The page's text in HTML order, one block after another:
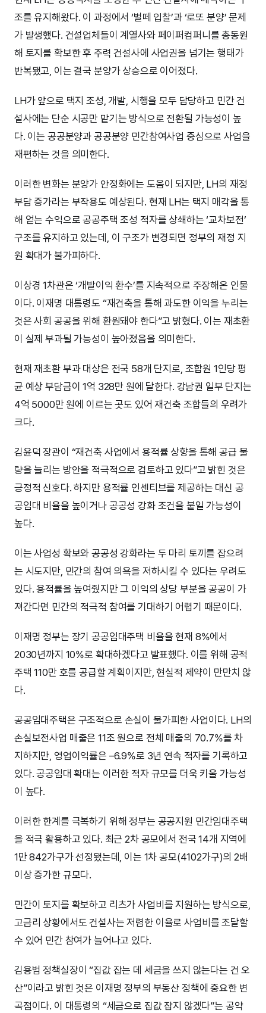
조를 유지해왔다. 이 과정에서 ‘벌떼 입찰’과 ‘로또 분양’ 문제
가 발생했다. 건설업체들이 계열사와 페이퍼컴퍼니를 총동원
해 토지를 확보한 후 주력 건설사에 사업권을 넘기는 행태가
반복됐고, 이는 결국 분양가 상승으로 이어졌다.
LH가 앞으로 택지 조성, 개발, 시행을 모두 담당하고 민간 건
설사에는 단순 시공만 맡기는 방식으로 전환될 가능성이 높
다. 이는 공공분양과 공공분양 민간참여사업 중심으로 사업을
재편하는 것을 의미한다.
이러한 변화는 분양가 안정화에는 도움이 되지만, LH의 재정
부담 증가라는 부작용도 예상된다. 현재 LH는 택지 매각을 통
해 얻는 수익으로 공공주택 조성 적자를 상쇄하는 ‘교차보전’
구조를 유지하고 있는데, 이 구조가 변경되면 정부의 재정 지
원 확대가 불가피하다.
이상경 1차관은 ‘개발이익 환수’를 지속적으로 주장해온 인물
이다. 이재명 대통령도 “재건축을 통해 과도한 이익을 누리는
것은 사회 공공을 위해 환원돼야 한다”고 밝혔다. 이는 재초환
이 실제 부과될 가능성이 높아졌음을 의미한다.
현재 재초환 부과 대상은 전국 58개 단지로, 조합원 1인당 평
균 예상 부담금이 1억 328만 원에 달한다. 강남권 일부 단지는
4억 5000만 원에 이르는 곳도 있어 재건축 조합들의 우려가
크다.
김윤덕 장관이 “재건축 사업에서 용적률 상향을 통해 공급 물
량을 늘리는 방안을 적극적으로 검토하고 있다”고 밝힌 것은
긍정적 신호다. 하지만 용적률 인센티브를 제공하는 대신 공
공임대 비율을 높이거나 공공성 강화 조건을 붙일 가능성이
높다.
이는 사업성 확보와 공공성 강화라는 두 마리 토끼를 잡으려
는 시도지만, 민간의 참여 의욕을 저하시킬 수 있다는 우려도
있다. 용적률을 높여줬지만 그 이익의 상당 부분을 공공이 가
져간다면 민간의 적극적 참여를 기대하기 어렵기 때문이다.
이재명 정부는 장기 공공임대주택 비율을 현재 8%에서
2030년까지 10%로 확대하겠다고 발표했다. 이를 위해 공적
주택 110만 호를 공급할 계획이지만, 현실적 제약이 만만치 않
다.
공공임대주택은 구조적으로 손실이 불가피한 사업이다. LH의
손실보전사업 매출은 11조 원으로 전체 매출의 70.7%를 차
지하지만, 영업이익률은 –6.9%로 3년 연속 적자를 기록하고
있다. 공공임대 확대는 이러한 적자 규모를 더욱 키울 가능성
이 높다.
이러한 한계를 극복하기 위해 정부는 공공지원 민간임대주택
을 적극 활용하고 있다. 최근 2차 공모에서 전국 14개 지역에
1만 842가구가 선정됐는데, 이는 1차 공모(4102가구)의 2배
이상 증가한 규모다.
민간이 토지를 확보하고 리츠가 사업비를 지원하는 방식으로,
고금리 상황에서도 건설사는 저렴한 이율로 사업비를 조달할
수 있어 민간 참여가 늘어나고 있다.
김용범 정책실장이 “집값 잡는 데 세금을 쓰지 않는다는 건 오
산”이라고 밝힌 것은 이재명 정부의 부동산 정책에 중요한 변
곡점이다. 이 대통령의 “세금으로 집값 잡지 않겠다”는 공약